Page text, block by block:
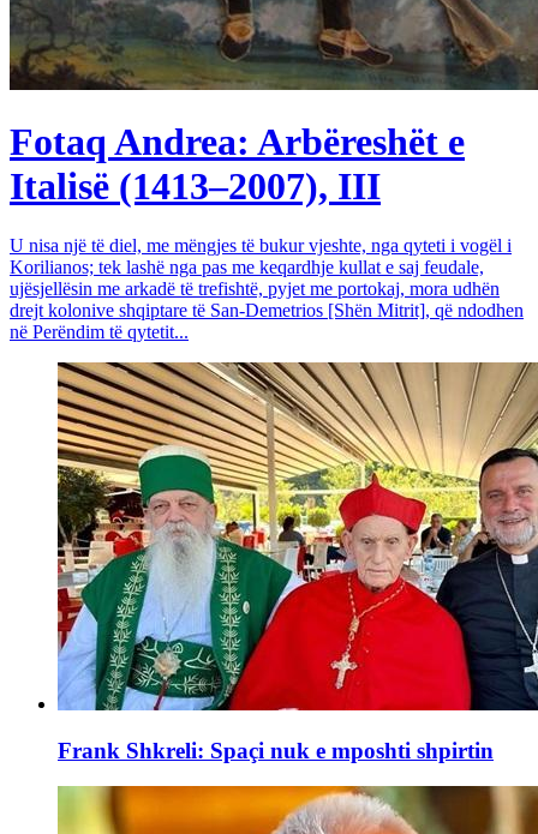
Fotaq Andrea: Arbëreshët e
Italisë (1413–2007), III
U nisa një të diel, me mëngjes të bukur vjeshte, nga qyteti i vogël i
Korilianos; tek lashë nga pas me keqardhje kullat e saj feudale,
ujësjellësin me arkadë të trefishtë, pyjet me portokaj, mora udhën
drejt kolonive shqiptare të San-Demetrios [Shën Mitrit], që ndodhen
në Perëndim të qytetit...
Frank Shkreli: Spaçi nuk e mposhti shpirtin